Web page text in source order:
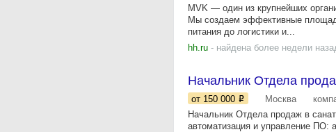
MVK — один из крупнейших
Мы создаем эффективные
питания до логистики и...
hh.ru - найдена более недели
Начальник Отдела
от 150 000 Москва
Начальник Отдела продаж в
автоматизация и управление ПО: